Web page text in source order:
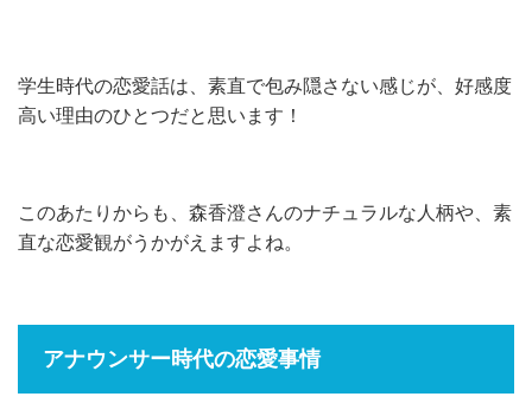
学生時代の恋愛話は、素直で包み隠さない感じが、好感度
高い理由のひとつだと思います！
このあたりからも、森香澄さんのナチュラルな人柄や、素
直な恋愛観がうかがえますよね。
アナウンサー時代の恋愛事情